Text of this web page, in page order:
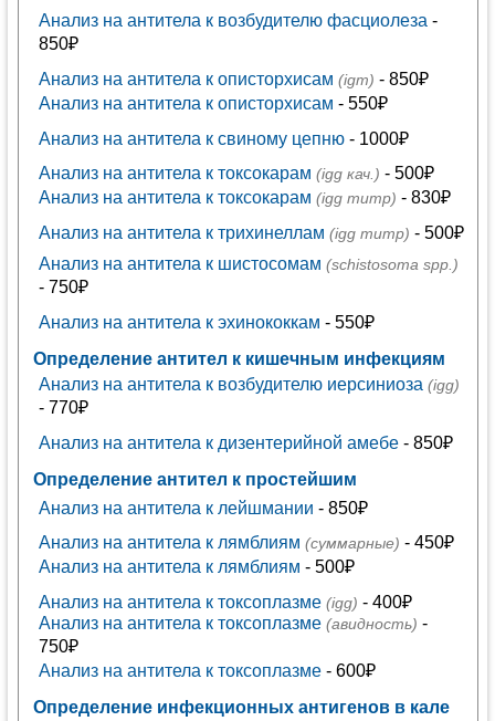
Анализ на антитела к возбудителю фасциолеза -
850₽
Анализ на антитела к описторхисам (igm) - 850₽
Анализ на антитела к описторхисам - 550₽
Анализ на антитела к свиному цепню- 1000₽
Анализ на антитела к токсокарам (igg кач.) - 500₽
Анализ на антитела к токсокарам (igg титр) - 830₽
Анализ на антитела к трихинеллам (igg титр) - 500₽
Анализ на антитела к шистосомам (schistosoma spp.)
- 750₽
Анализ на антитела к эхинококкам - 550₽
Определение антител к кишечным инфекциям
Анализ на антитела к возбудителю иерсиниоза (igg)
- 770₽
Анализ на антитела к дизентерийной амебе- 850₽
Определение антител к простейшим
Анализ на антитела к лейшмании - 850₽
Анализ на антитела к лямблиям (суммарные) - 450₽
Анализ на антитела к лямблиям - 500₽
Анализ на антитела к токсоплазме (igg) - 400₽
Анализ на антитела к токсоплазме (авидность) -
750₽
Анализ на антитела к токсоплазме- 600₽
Определение инфекционных антигенов в кале